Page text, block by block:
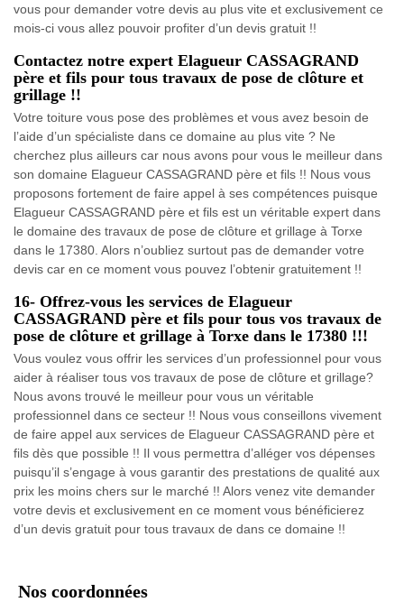
vous pour demander votre devis au plus vite et exclusivement ce
mois-ci vous allez pouvoir profiter d’un devis gratuit !!
Contactez notre expert Elagueur CASSAGRAND
père et fils pour tous travaux de pose de clôture et
grillage !!
Votre toiture vous pose des problèmes et vous avez besoin de
l’aide d’un spécialiste dans ce domaine au plus vite ? Ne
cherchez plus ailleurs car nous avons pour vous le meilleur dans
son domaine Elagueur CASSAGRAND père et fils !! Nous vous
proposons fortement de faire appel à ses compétences puisque
Elagueur CASSAGRAND père et fils est un véritable expert dans
le domaine des travaux de pose de clôture et grillage à Torxe
dans le 17380. Alors n’oubliez surtout pas de demander votre
devis car en ce moment vous pouvez l’obtenir gratuitement !!
16- Offrez-vous les services de Elagueur
CASSAGRAND père et fils pour tous vos travaux de
pose de clôture et grillage à Torxe dans le 17380 !!!
Vous voulez vous offrir les services d’un professionnel pour vous
aider à réaliser tous vos travaux de pose de clôture et grillage?
Nous avons trouvé le meilleur pour vous un véritable
professionnel dans ce secteur !! Nous vous conseillons vivement
de faire appel aux services de Elagueur CASSAGRAND père et
fils dès que possible !! Il vous permettra d’alléger vos dépenses
puisqu’il s’engage à vous garantir des prestations de qualité aux
prix les moins chers sur le marché !! Alors venez vite demander
votre devis et exclusivement en ce moment vous bénéficierez
d’un devis gratuit pour tous travaux de dans ce domaine !!
Nos coordonnées